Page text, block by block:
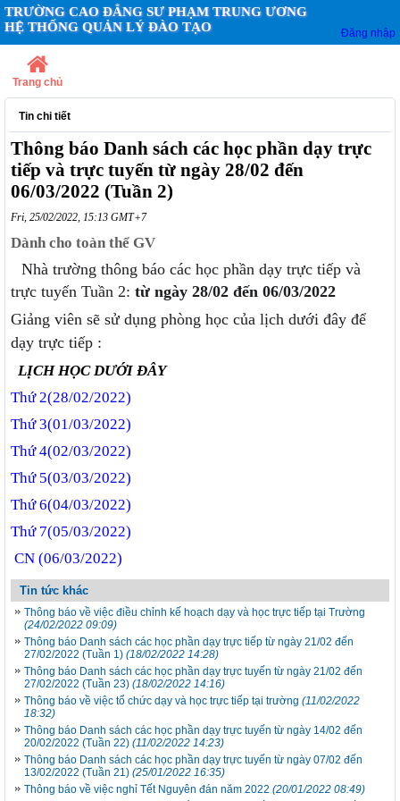
TRƯỜNG CAO ĐẲNG SƯ PHẠM TRUNG ƯƠNG
HỆ THỐNG QUẢN LÝ ĐÀO TẠO
Đăng nhập
Trang chủ
Tin chi tiết
Thông báo Danh sách các học phần dạy trực
tiếp và trực tuyến từ ngày 28/02 đến
06/03/2022 (Tuần 2)
Fri, 25/02/2022, 15:13 GMT+7
Dành cho toàn thể GV
Nhà trường thông báo các học phần dạy trực tiếp và
trực tuyến Tuần 2: từ ngày 28/02 đến 06/03/2022
Giảng viên sẽ sử dụng phòng học của lịch dưới đây để
dạy trực tiếp :
LỊCHHỌCDƯỚI ĐÂY
Thứ 2(28/02/2022)
Thứ 3(01/03/2022)
Thứ 4(02/03/2022)
Thứ 5(03/03/2022)
Thứ 6(04/03/2022)
Thứ 7(05/03/2022)
CN (06/03/2022)
Tin tức khác
Thông báo về việc điều chỉnh kế hoạch dạy và học trực tiếp tại Trường
(24/02/2022 09:09)
Thông báo Danh sách các học phần dạy trực tiếp từ ngày 21/02 đến
27/02/2022 (Tuần 1) (18/02/2022 14:28)
Thông báo Danh sách các học phần dạy trực tuyến từ ngày 21/02 đến
27/02/2022 (Tuần 23) (18/02/2022 14:16)
Thông báo về việc tổ chức dạy và học trực tiếp tại trường (11/02/2022
18:32)
Thông báo Danh sách các học phần dạy trực tuyến từ ngày 14/02 đến
20/02/2022 (Tuần 22) (11/02/2022 14:23)
Thông báo Danh sách các học phần dạy trực tuyến từ ngày 07/02 đến
13/02/2022 (Tuần 21) (25/01/2022 16:35)
Thông báo về việc nghỉ Tết Nguyên đán năm 2022 (20/01/2022 08:49)